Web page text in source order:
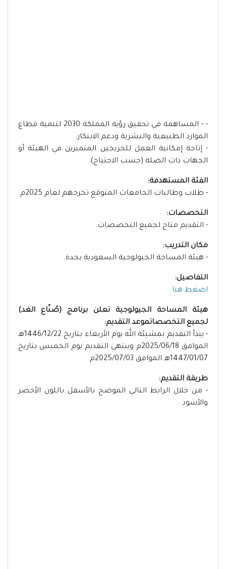
- - المساهمة في تحقيق رؤية المملكة 2030 لتنمية قطاع
الموارد الطبيعية والبشرية ودعم الابتكار.
- إتاحة إمكانية العمل للخريجين المتميزين في الهيئة أو
الجهات ذات الصلة (حسب الاحتياج).
الفئة المستهدفة:
- طلاب وطالبات الجامعات المتوقع تخرجهم لعام 2025م.
التخصصات:
- التقديم متاح لجميع التخصصات.
مكان التدريب:
- هيئة المساحة الجيولوجية السعودية بجدة.
التفاصيل:
اضغط هنا
هيئة المساحة الجيولوجية تعلن برنامج (صُنّاع الغد)
لجميع التخصصاتموعد التقديم:
- يبدأ التقديم بمشيئة الله يوم الأربعاء بتاريخ 1446/12/22هـ
الموافق 2025/06/18م وينتهي التقديم يوم الخميس بتاريخ
1447/01/07هـ الموافق 2025/07/03م.
طريقة التقديم:
- من خلال الرابط التالي الموضح بالأسفل باللون الأخضر
والأسود